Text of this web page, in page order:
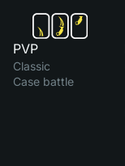
PVP
Classic
Case battle